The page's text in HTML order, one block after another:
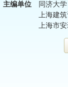
主编单位
同济大学
上海建
上海市